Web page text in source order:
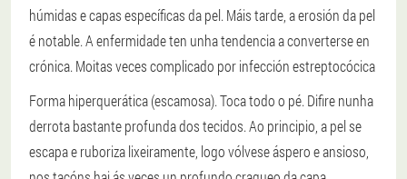
húmidas e capas específicas da pel. Máis tarde, a erosión da pel
é notable. A enfermidade ten unha tendencia a converterse en
crónica. Moitas veces complicado por infección estreptocócica
Forma hiperquerática (escamosa).Toca todo o pé. Difire nunha
derrota bastante profunda dos tecidos. Ao principio, a pel se
escapa e ruboriza lixeiramente, logo vólvese áspero e ansioso,